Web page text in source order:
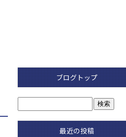
ブログトップ
最近の投稿